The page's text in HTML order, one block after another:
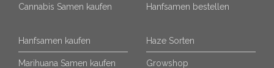
Cannabis Samen kaufen Hanfsamen bestellen
Hanfsamen kaufen
Marihuana Samen kaufen
Haze Sorten
Growshop